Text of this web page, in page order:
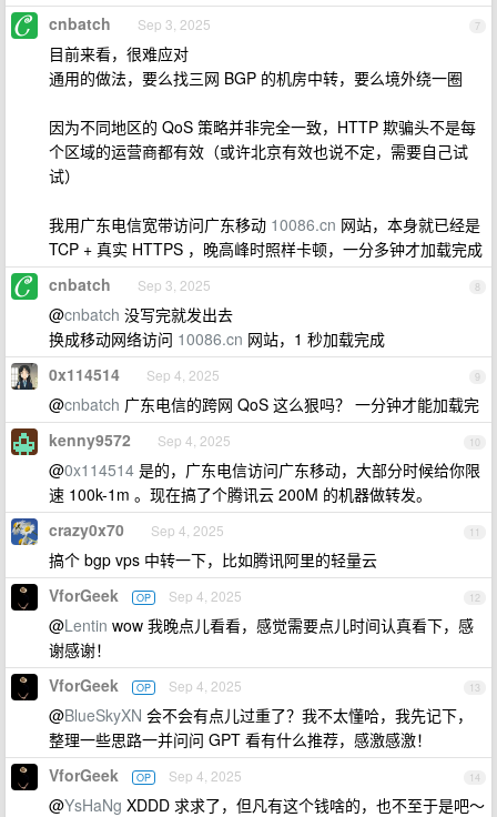
7
cnbatch Sep 3, 2025
目前来看，很难应对
通用的做法，要么找三网 BGP 的机房中转，要么境外绕一圈
因为不同地区的 QoS 策略并非完全一致，HTTP 欺骗头不是每
个区域的运营商都有效（或许北京有效也说不定，需要自己试
试）
我用广东电信宽带访问广东移动 10086.cn 网站，本身就已经是
TCP + 真实 HTTPS ，晚高峰时照样卡顿，一分多钟才加载完成
8
cnbatch Sep 3, 2025
@cnbatch 没写完就发出去
换成移动网络访问 10086.cn 网站，1 秒加载完成
9
0x114514 Sep 4, 2025
@cnbatch 广东电信的跨网 QoS 这么狠吗？ 一分钟才能加载完
10
kenny9572 Sep 4, 2025
@0x114514 是的，广东电信访问广东移动，大部分时候给你限
速 100k-1m 。现在搞了个腾讯云 200M 的机器做转发。
11
crazy0x70 Sep 4, 2025
搞个 bgp vps 中转一下，比如腾讯阿里的轻量云
12
VforGeek OP Sep 4, 2025
@Lentin wow 我晚点儿看看，感觉需要点儿时间认真看下，感
谢感谢！
13
VforGeek OP Sep 4, 2025
@BlueSkyXN 会不会有点儿过重了？我不太懂哈，我先记下，
整理一些思路一并问问 GPT 看有什么推荐，感激感激！
14
VforGeek OP Sep 4, 2025
@YsHaNg XDDD 求求了，但凡有这个钱啥的，也不至于是吧～